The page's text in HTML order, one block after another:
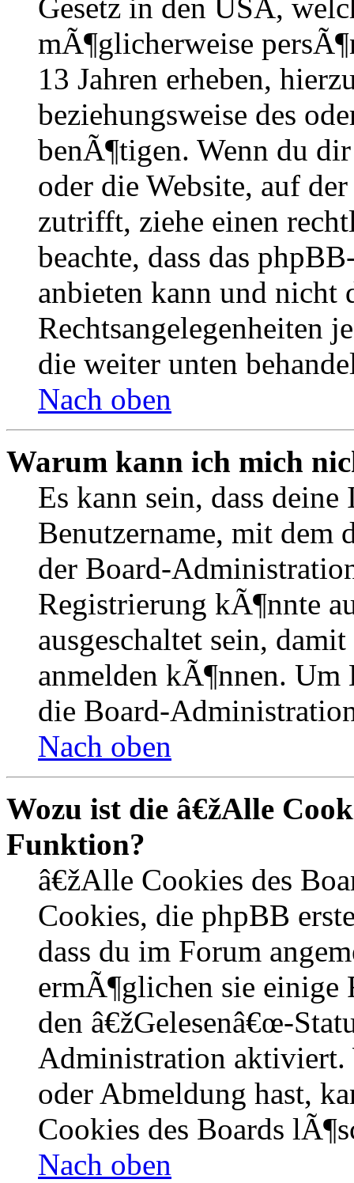
Gesetz in den USA,
mÃ¶glicherweise
13 Jahren erheben,
beziehungsweise des
benÃ¶tigen. Wenn du
oder die Website, auf
zutrifft, ziehe einen
beachte, dass das
anbieten kann und
Rechtsangelegenheiten
die weiter unten
Nach oben
Warum kann ich mich
Es kann sein, dass
Benutzername, mit dem
der Board-
Registrierung kÃ¶nnte
ausgeschaltet sein,
anmelden kÃ¶nnen.
die Board-
Nach oben
Wozu ist die â€žAlle
Funktion?
â€žAlle Cookies des
Cookies, die phpBB
dass du im Forum
ermÃ¶glichen sie einige
den â€žGelesenâ€œ-
Administration aktiviert.
oder Abmeldung hast,
Cookies des Boards
Nach oben